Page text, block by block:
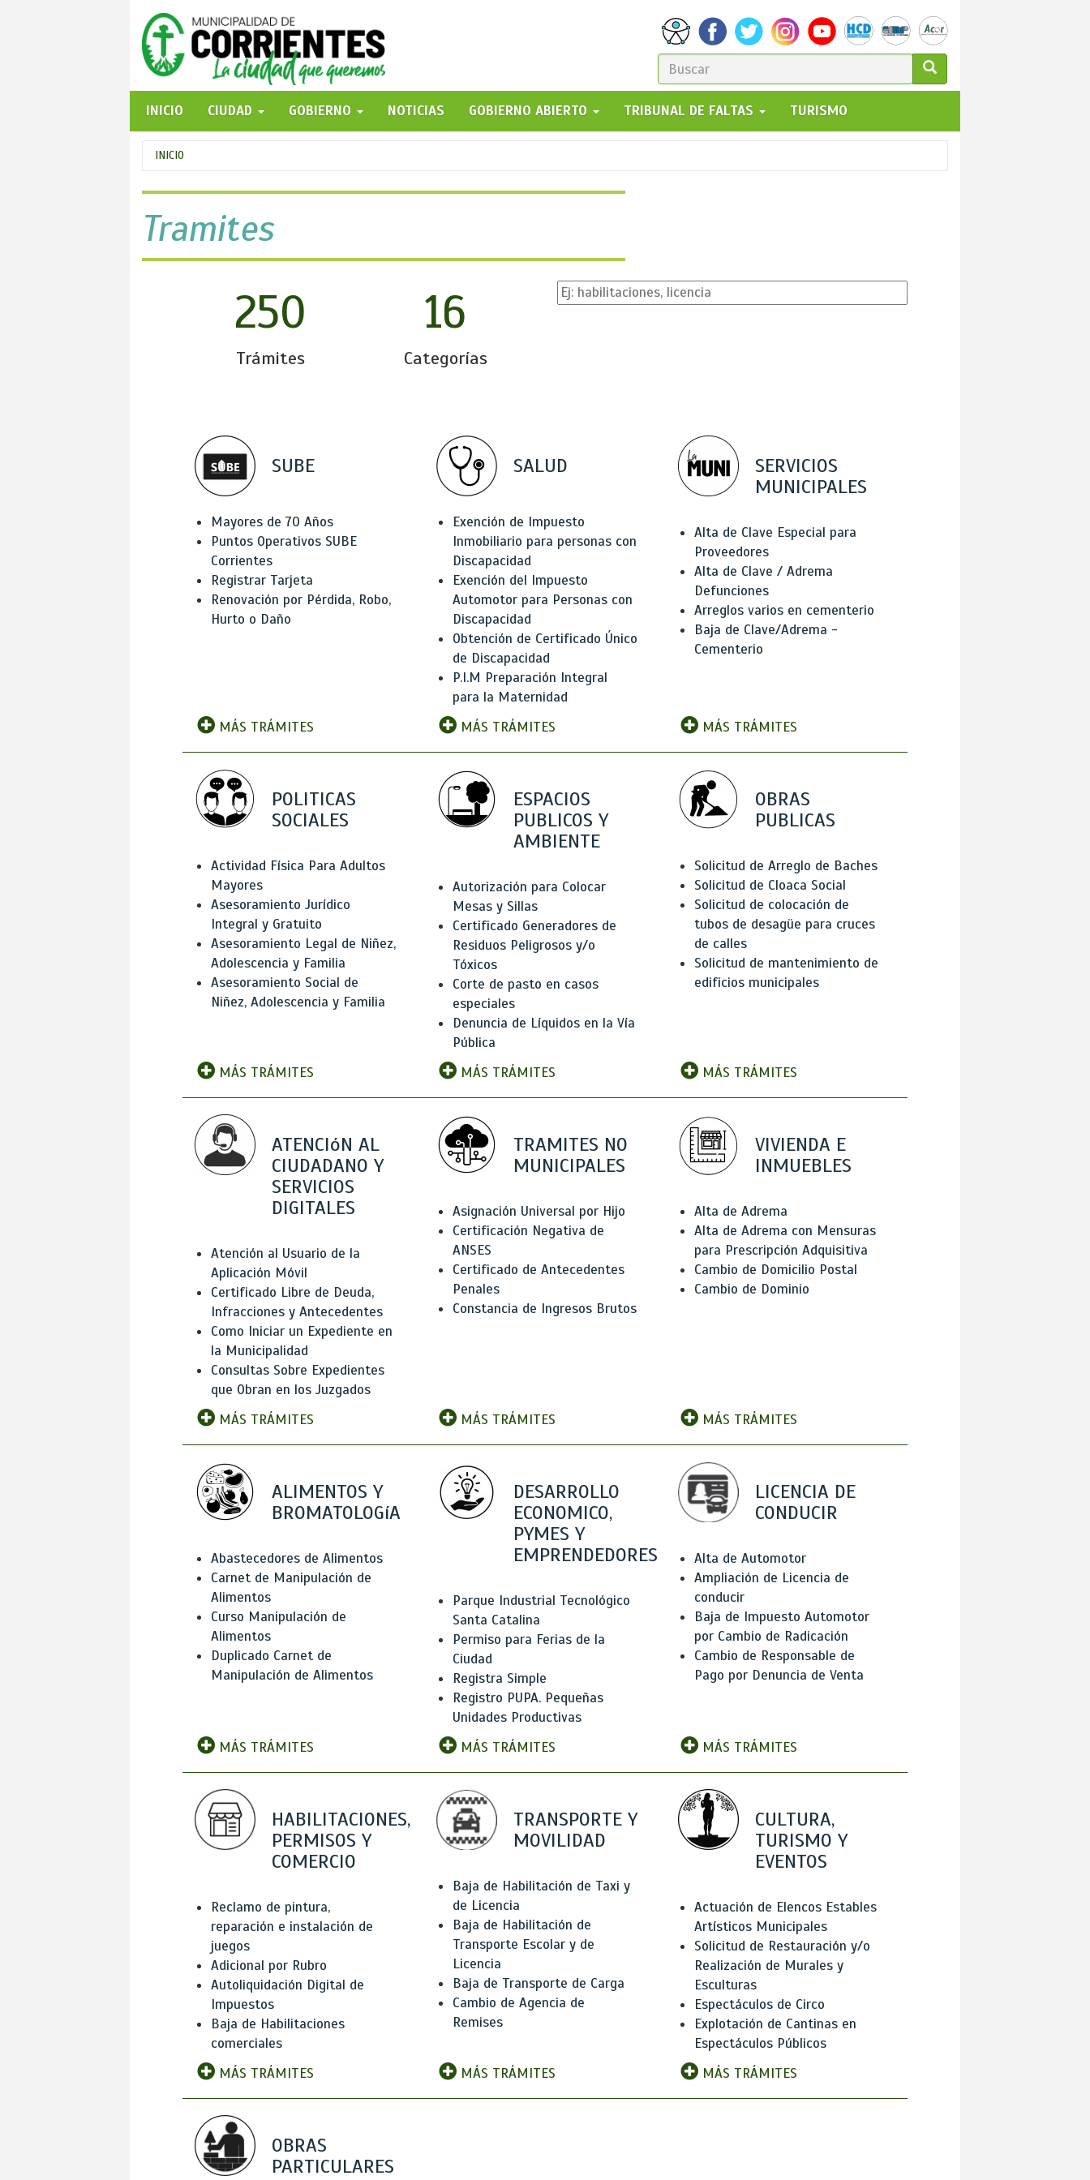
FORMULARIO
DE
BÚSQUEDA
GO!
INICIO
CIUDAD GOBIERNO NOTICIAS GOBIERNO ABIERTO TRIBUNAL DE FALTAS TURISMO
Se
encuentra
usted
aquí
INICIO
Tramites
250
Trámites
16
Categorías
SUBE
Mayores de 70 Años
Puntos Operativos SUBE
Corrientes
Registrar Tarjeta
Renovación por Pérdida, Robo,
Hurto o Daño
MÁS TRÁMITES
SALUD
Exención de Impuesto
Inmobiliario para personas con
Discapacidad
Exención del Impuesto
Automotor para Personas con
Discapacidad
Obtención de Certificado Único
de Discapacidad
P.I.M Preparación Integral
para la Maternidad
MÁS TRÁMITES
SERVICIOS
MUNICIPALES
Alta de Clave Especial para
Proveedores
Alta de Clave / Adrema
Defunciones
Arreglos varios en cementerio
Baja de Clave/Adrema -
Cementerio
MÁS TRÁMITES
POLITICAS
SOCIALES
Actividad Física Para Adultos
Mayores
Asesoramiento Jurídico
Integral y Gratuito
Asesoramiento Legal de Niñez,
Adolescencia y Familia
Asesoramiento Social de
Niñez, Adolescencia y Familia
MÁS TRÁMITES
ESPACIOS
PUBLICOS Y
AMBIENTE
Autorización para Colocar
Mesas y Sillas
Certificado Generadores de
Residuos Peligrosos y/o
Tóxicos
Corte de pasto en casos
especiales
Denuncia de Líquidos en la Vía
Pública
MÁS TRÁMITES
OBRAS
PUBLICAS
Solicitud de Arreglo de Baches
Solicitud de Cloaca Social
Solicitud de colocación de
tubos de desagüe para cruces
de calles
Solicitud de mantenimiento de
edificios municipales
MÁS TRÁMITES
ATENCIóN AL
CIUDADANO Y
SERVICIOS
DIGITALES
Atención al Usuario de la
Aplicación Móvil
Certificado Libre de Deuda,
Infracciones y Antecedentes
Como Iniciar un Expediente en
la Municipalidad
Consultas Sobre Expedientes
que Obran en los Juzgados
MÁS TRÁMITES
TRAMITES NO
MUNICIPALES
Asignación Universal por Hijo
Certificación Negativa de
ANSES
Certificado de Antecedentes
Penales
Constancia de Ingresos Brutos
MÁS TRÁMITES
VIVIENDA E
INMUEBLES
Alta de Adrema
Alta de Adrema con Mensuras
para Prescripción Adquisitiva
Cambio de Domicilio Postal
Cambio de Dominio
MÁS TRÁMITES
ALIMENTOS Y
BROMATOLOGíA
Abastecedores de Alimentos
Carnet de Manipulación de
Alimentos
Curso Manipulación de
Alimentos
Duplicado Carnet de
Manipulación de Alimentos
MÁS TRÁMITES
DESARROLLO
ECONOMICO,
PYMES Y
EMPRENDEDORES
Parque Industrial Tecnológico
Santa Catalina
Permiso para Ferias de la
Ciudad
Registra Simple
Registro PUPA. Pequeñas
Unidades Productivas
MÁS TRÁMITES
LICENCIA DE
CONDUCIR
Alta de Automotor
Ampliación de Licencia de
conducir
Baja de Impuesto Automotor
por Cambio de Radicación
Cambio de Responsable de
Pago por Denuncia de Venta
MÁS TRÁMITES
HABILITACIONES,
PERMISOS Y
COMERCIO
Reclamo de pintura,
reparación e instalación de
juegos
Adicional por Rubro
Autoliquidación Digital de
Impuestos
Baja de Habilitaciones
comerciales
MÁS TRÁMITES
TRANSPORTE Y
MOVILIDAD
Baja de Habilitación de Taxi y
de Licencia
Baja de Habilitación de
Transporte Escolar y de
Licencia
Baja de Transporte de Carga
Cambio de Agencia de
Remises
MÁS TRÁMITES
CULTURA,
TURISMO Y
EVENTOS
Actuación de Elencos Estables
Artísticos Municipales
Solicitud de Restauración y/o
Realización de Murales y
Esculturas
Espectáculos de Circo
Explotación de Cantinas en
Espectáculos Públicos
MÁS TRÁMITES
OBRAS
PARTICULARES